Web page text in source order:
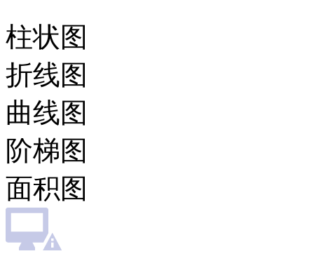
柱状图
折线图
曲线图
阶梯图
面积图